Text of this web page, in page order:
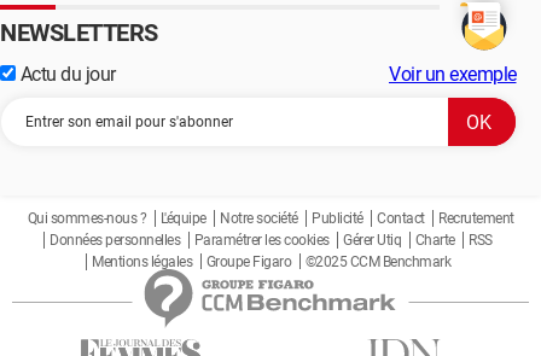
NEWSLETTERS
Actu du jour Voir un exemple
Qui sommes-nous ? L'équipe Notre société Publicité Contact
Recrutement
Données personnelles
Paramétrer les cookies Gérer Utiq Charte
RSS
Mentions légales
Groupe Figaro ©2025 CCM Benchmark